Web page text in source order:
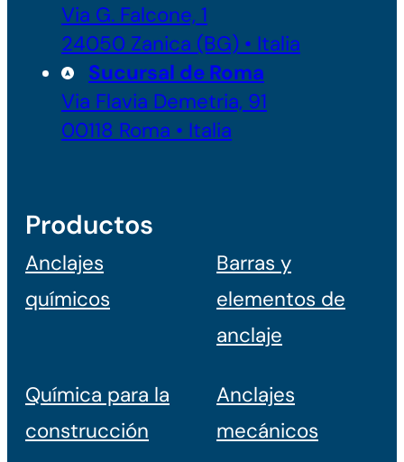
Via G. Falcone, 1
24050 Zanica (BG) • Italia
Sucursal de Roma
Via Flavia Demetria, 91
00118 Roma • Italia
Productos
Anclajes
químicos
Barras y
elementos de
anclaje
Química para la
construcción
Anclajes
mecánicos